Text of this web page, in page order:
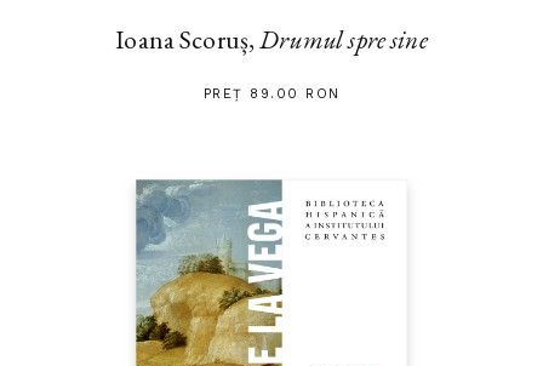
Ioana Scoruș,Drumul spre sine
PREȚ 89.00 RON